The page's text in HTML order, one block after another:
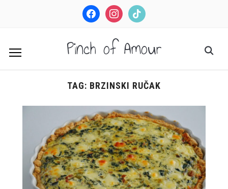
facebookinstagramtiktok
Pinch of Amour
TAG: BRZINSKI RUČAK